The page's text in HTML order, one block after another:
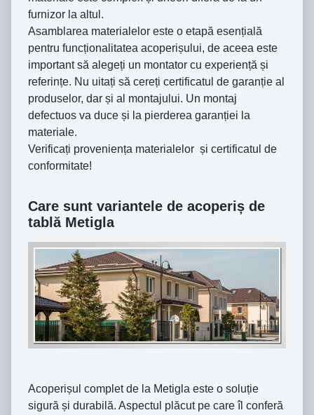
furnizor la altul.
Asamblarea materialelor este o etapă esențială
pentru funcționalitatea acoperișului, de aceea este
important să alegeți un montator cu experiență și
referințe. Nu uitați să cereți certificatul de garanție al
produselor, dar și al montajului. Un montaj
defectuos va duce și la pierderea garanției la
materiale.
Verificați proveniența materialelor și certificatul de
conformitate!
Care sunt variantele de acoperiș de
tablă Metigla
Acoperișul complet de la Metigla este o soluție
sigură și durabilă. Aspectul plăcut pe care îl conferă